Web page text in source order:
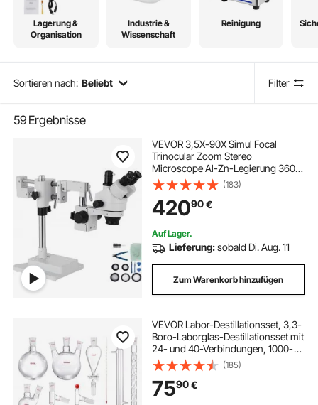
Lagerung &
Organisation
Industrie &
Wissenschaft
Reinigung
Sortieren nach: Beliebt Filter
59 Ergebnisse
VEVOR 3,5X-90X Simul Focal
Trinocular Zoom Stereo
Microscope Al-Zn-Legierung 360
Grad Drehbar Trinokulares
Stereomikroskop Dual Armstativ
Labor Video Mikroskop zwei
höhenverstellbar Ständer Zubehör
(183)
42090€
Auf Lager.
Lieferung:sobald Di. Aug. 11
Zum Warenkorb hinzufügen
VEVOR Labor-Destillationsset, 3,3-
Boro-Laborglas-Destillationsset mit
24- und 40-Verbindungen, 1000-
ml-Destillationsgeräte-Set für
Ätherische Öle, 29-teiliges Set mit
Glaswaren
(185)
7590€